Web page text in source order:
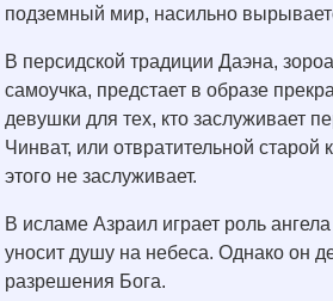
подземный мир, насильно
В персидской традиции Даэна,
самоучка, предстает в образе
девушки для тех, кто заслуживает
Чинват, или отвратительной старой
этого не заслуживает.
В исламе Азраил играет роль
уносит душу на небеса. Однако он
разрешения Бога.